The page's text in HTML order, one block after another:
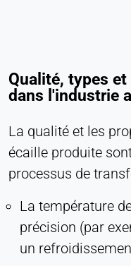
Qualité, types
dans l'industrie
La qualité et les
écaille produite
processus de
La température
précision (par
un